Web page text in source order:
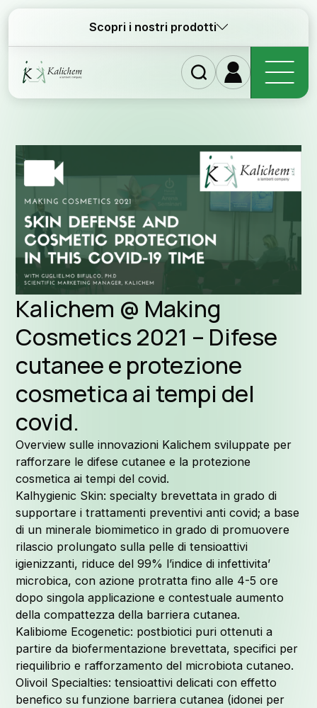
Scopri i nostri prodotti
Perchè
La
Qualità
Kalichem @ Making
Cosmetics 2021 – Difese
cutanee e protezione
cosmetica ai tempi del
covid.
Overview sulle innovazioni Kalichem sviluppate per
rafforzare le difese cutanee e la protezione
cosmetica ai tempi del covid.
Kalhygienic Skin: specialty brevettata in grado di
supportare i trattamenti preventivi anti covid; a base
di un minerale biomimetico in grado di promuovere
rilascio prolungato sulla pelle di tensioattivi
igienizzanti, riduce del 99% l’indice di infettivita’
microbica, con azione protratta fino alle 4-5 ore
dopo singola applicazione e contestuale aumento
della compattezza della barriera cutanea.
Kalibiome Ecogenetic: postbiotici puri ottenuti a
partire da biofermentazione brevettata, specifici per
riequilibrio e rafforzamento del microbiota cutaneo.
Olivoil Specialties: tensioattivi delicati con effetto
benefico su funzione barriera cutanea (idonei per